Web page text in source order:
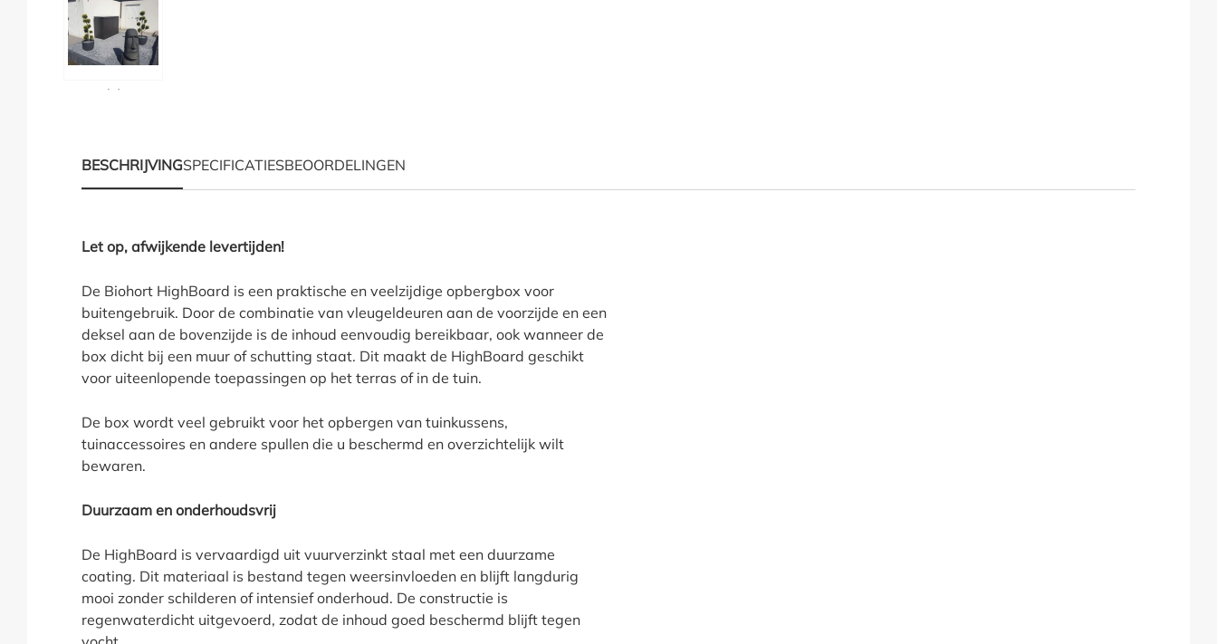
BESCHRIJVINGSPECIFICATIESBEOORDELINGEN
Productinformatie "Biohort HighBoard Tuinkast"
Let op, afwijkende levertijden!
De Biohort HighBoard is een praktische en veelzijdige opbergbox voor
buitengebruik. Door de combinatie van vleugeldeuren aan de voorzijde en een
deksel aan de bovenzijde is de inhoud eenvoudig bereikbaar, ook wanneer de
box dicht bij een muur of schutting staat. Dit maakt de HighBoard geschikt
voor uiteenlopende toepassingen op het terras of in de tuin.
De box wordt veel gebruikt voor het opbergen van tuinkussens,
tuinaccessoires en andere spullen die u beschermd en overzichtelijk wilt
bewaren.
Duurzaam en onderhoudsvrij
De HighBoard is vervaardigd uit vuurverzinkt staal met een duurzame
coating. Dit materiaal is bestand tegen weersinvloeden en blijft langdurig
mooi zonder schilderen of intensief onderhoud. De constructie is
regenwaterdicht uitgevoerd, zodat de inhoud goed beschermd blijft tegen